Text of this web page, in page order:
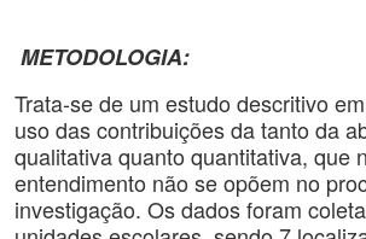
METODOLOGIA:
Trata-se de um estudo descritivo
uso das contribuições da tanto da
qualitativa quanto quantitativa, que
entendimento não se opõem no
investigação. Os dados foram